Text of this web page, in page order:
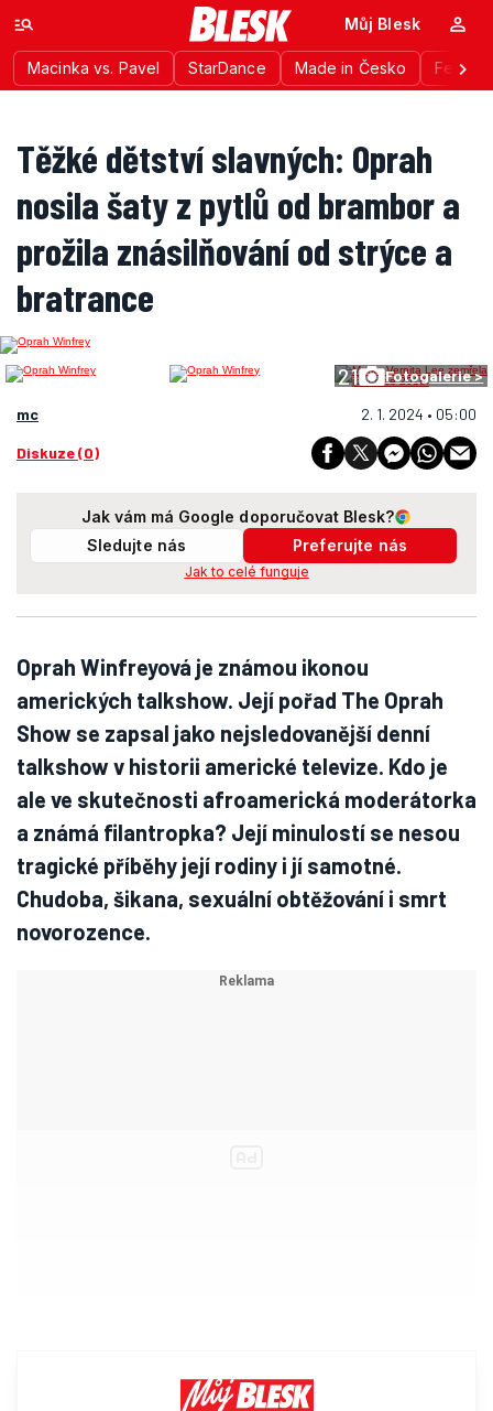
Macinka vs. Pavel StarDance Made in Česko
Můj Blesk
Těžké dětství slavných: Oprah
nosila šaty z pytlů od brambor a
prožila znásilňování od strýce a
bratrance
21 Fotogalerie >
mc 2. 1. 2024 • 05:00
Diskuze (0)
Jak vám má Google doporučovat Blesk?
Sledujte nás
Preferujte nás
Jak to celé funguje
Oprah Winfreyová je známou ikonou
amerických talkshow. Její pořad The Oprah
Show se zapsal jako nejsledovanější denní
talkshow v historii americké televize. Kdo je
ale ve skutečnosti afroamerická moderátorka
a známá filantropka? Její minulostí se nesou
tragické příběhy její rodiny i jí samotné.
Chudoba, šikana, sexuální obtěžování i smrt
novorozence.